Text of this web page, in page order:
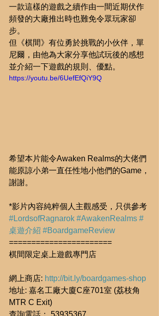
一款這樣的遊戲之續作由一間近期伏作
頻發的大廠推出時也難免令眾玩家卻
步。
但《棋間》有位勇於挑戰的小伙伴，單
尼爾，由他為大家分享他試玩後的感想
並介紹一下遊戲的規則、優點。
https://youtu.be/6UefEfQiY9Q
希望本片能令Awaken Realms的大佬們
能原諒小弟一直任性地小他們的Game，
謝謝。
*影片內容純粹個人主觀感受，只供參考
#LordsofRagnarok #AwakenRealms #
桌遊介紹 #BoardgameReview
=======================
棋間限定桌上遊戲專門店
網上商店: http://bit.ly/boardgames-shop
地址: 嘉名工廠大廈C座701室 (荔枝角
MTR C Exit)